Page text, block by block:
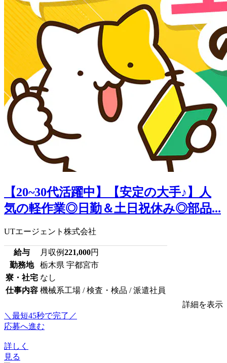
【20~30代活躍中】【安定の大手♪】人
気の軽作業◎日勤＆土日祝休み◎部品...
UTエージェント株式会社
給与 月収例221,000円
勤務地
栃木県 宇都宮市
寮・社宅 なし
仕事内容 機械系工場 / 検査・検品 / 派遣社員
詳細を表示
＼最短45秒で完了／
応募へ進む
詳しく
見る